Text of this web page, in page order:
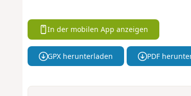
In der mobilen App anzeigen
GPX herunterladen PDF